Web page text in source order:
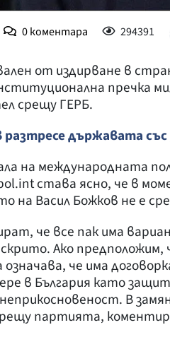
0коментара 294391
от издирване в
пречка
срещу ГЕРБ.
държавата със
на международната
става ясно, че в
на Васил Божков не е
че все пак има
Ако
означава, че има
в България като
В
партията,